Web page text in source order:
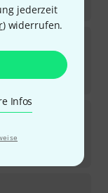
jederzeit
) widerrufen.
Infos
Wah Mute